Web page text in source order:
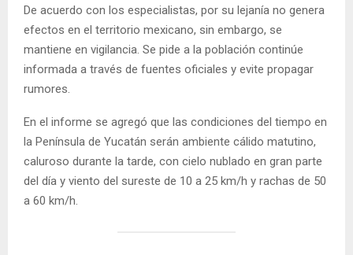
De acuerdo con los especialistas, por su lejanía no genera
efectos en el territorio mexicano, sin embargo, se
mantiene en vigilancia. Se pide a la población continúe
informada a través de fuentes oficiales y evite propagar
rumores.
En el informe se agregó que las condiciones del tiempo en
la Península de Yucatán serán ambiente cálido matutino,
caluroso durante la tarde, con cielo nublado en gran parte
del día y viento del sureste de 10 a 25 km/h y rachas de 50
a 60 km/h.